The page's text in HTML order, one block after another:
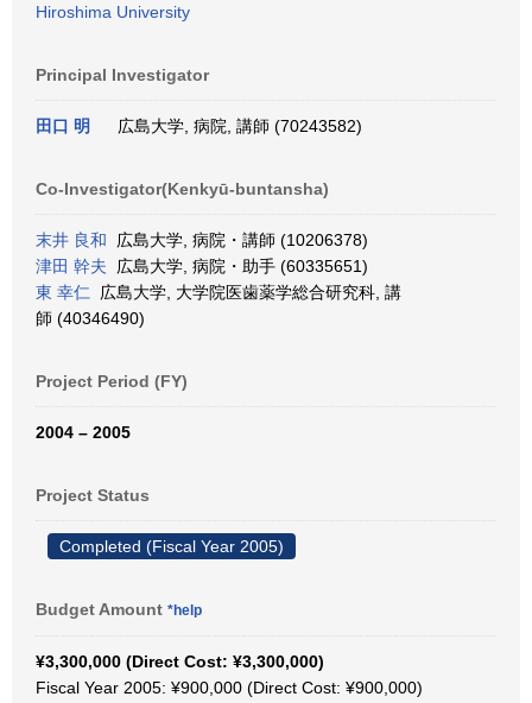
Hiroshima University
Principal Investigator
田口 明 広島大学, 病院, 講師 (70243582)
Co-Investigator(Kenkyū-buntansha)
末井 良和 広島大学, 病院・講師 (10206378)
津田 幹夫 広島大学, 病院・助手 (60335651)
東 幸仁 広島大学, 大学院医歯薬学総合研究科, 講
師 (40346490)
Project Period (FY)
2004 – 2005
Project Status
Completed (Fiscal Year 2005)
Budget Amount *help
¥3,300,000 (Direct Cost: ¥3,300,000)
Fiscal Year 2005: ¥900,000 (Direct Cost: ¥900,000)